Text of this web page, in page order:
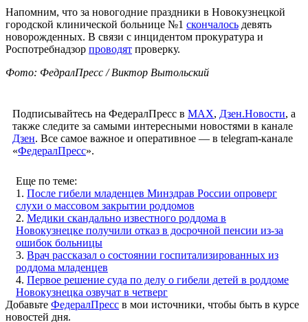
Напомним, что за новогодние праздники в Новокузнецкой
городской клинической больнице №1 скончалось девять
новорожденных. В связи с инцидентом прокуратура и
Роспотребнадзор проводят проверку.
Фото: ФедралПресс / Виктор Вытольский
Подписывайтесь на ФедералПресс в МАХ, Дзен.Новости, а
также следите за самыми интересными новостями в канале
Дзен. Все самое важное и оперативное — в telegram-канале
«ФедералПресс».
Еще по теме:
1. После гибели младенцев Минздрав России опроверг
слухи о массовом закрытии роддомов
2. Медики скандально известного роддома в
Новокузнецке получили отказ в досрочной пенсии из-за
ошибок больницы
3. Врач рассказал о состоянии госпитализированных из
роддома младенцев
4. Первое решение суда по делу о гибели детей в роддоме
Новокузнецка озвучат в четверг
Добавьте ФедералПресс в мои источники, чтобы быть в курсе
новостей дня.